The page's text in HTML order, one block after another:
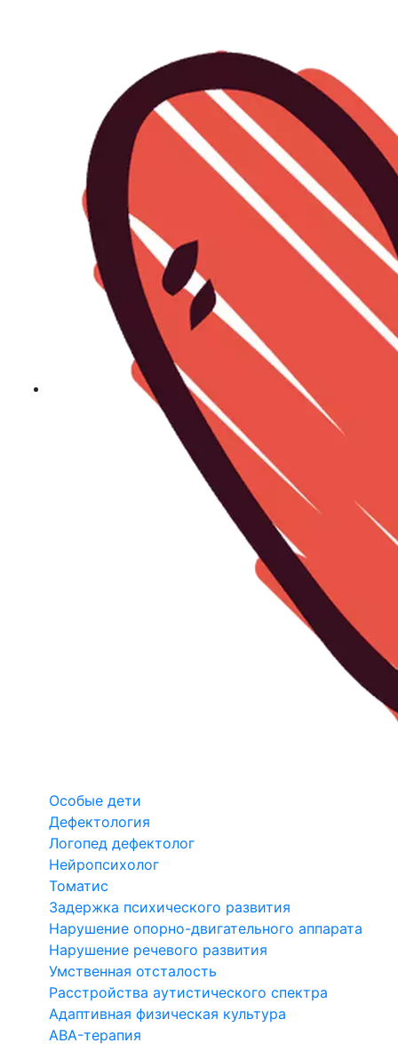
Особые дети
Дефектология
Логопед дефектолог
Нейропсихолог
Томатис
Задержка психического развития
Нарушение опорно-двигательного аппарата
Нарушение речевого развития
Умственная отсталость
Расстройства аутистического спектра
Адаптивная физическая культура
ABA-терапия